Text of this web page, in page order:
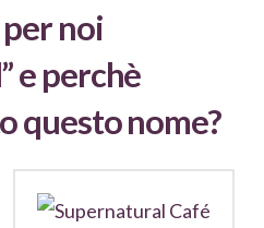
noi
e perchè
questo nome?